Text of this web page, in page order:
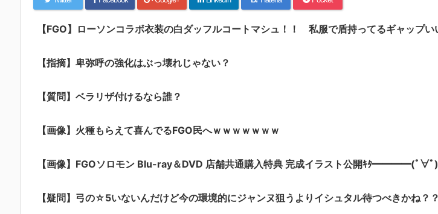
【FGO】ローソンコラボ衣装の白ダッフルコートマシュ！！ 私服で盾持ってるギャップい
【指摘】卑弥呼の強化はぶっ壊れじゃない？
【質問】ベラリザ付けるなら誰？
【画像】火種もらえて喜んでるFGO民へｗｗｗｗｗｗｗ
【画像】FGOソロモン Blu-ray＆DVD 店舗共通購入特典 完成イラスト公開ｷﾀ━━━━(
【疑問】弓の☆5いないんだけど今の環境的にジャンヌ狙うよりイシュタル待つべきかね？